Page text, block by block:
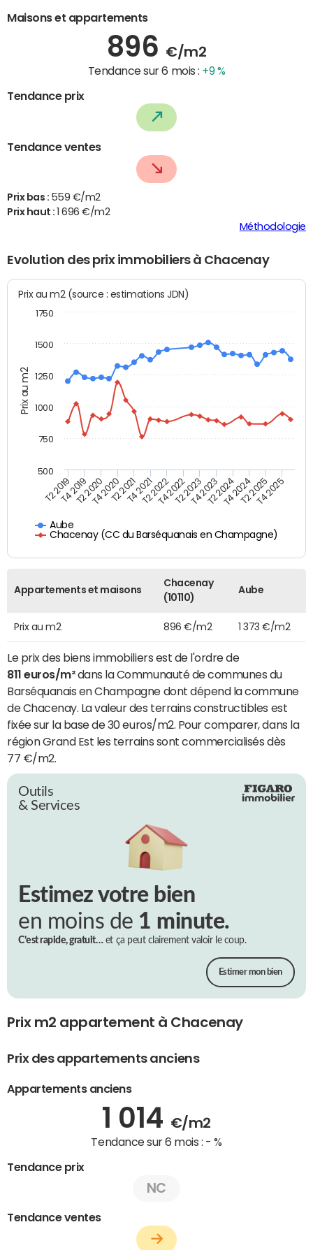
Maisons et appartements
896 €/m2
Tendance sur 6 mois : +9 %
Tendance prix
Tendance ventes
Prix bas : 559 €/m2
Prix haut :
1 696 €/m2
Méthodologie
Evolution des prix immobiliers à Chacenay
Prix au m2
Prix au m2 (source : estimations JDN)
Aube
Chacenay (CC du Barséquanais en Champagne)
T2 2019T4 2019T2 2020T4 2020T2 2021T4 2021T2 2022T4 2022T2 2023T4 2023T2 2024T4 2024T2 2025T4 2025
500
750
1000
1250
1500
1750
Appartements et maisons
Chacenay
(10110)
Aube
Prix au m2 896 €/m2 1 373 €/m2
Le prix des biens immobiliers est de l'ordre de
811 euros/m²dans la Communauté de communes du
Barséquanais en Champagne dont dépend la commune
de Chacenay. La valeur des terrains constructibles est
fixée sur la base de 30 euros/m2. Pour comparer, dans la
région Grand Est les terrains sont commercialisés dès
77 €/m2.
Outils
& Services
Estimez votre bien
en moins de 1 minute.
C’est rapide, gratuit…et ça peut clairement valoir le coup.
Estimer mon bien
Prix m2 appartement à Chacenay
Prix des appartements anciens
Appartements anciens
1 014 €/m2
Tendance sur 6 mois : - %
Tendance prix
NC
Tendance ventes